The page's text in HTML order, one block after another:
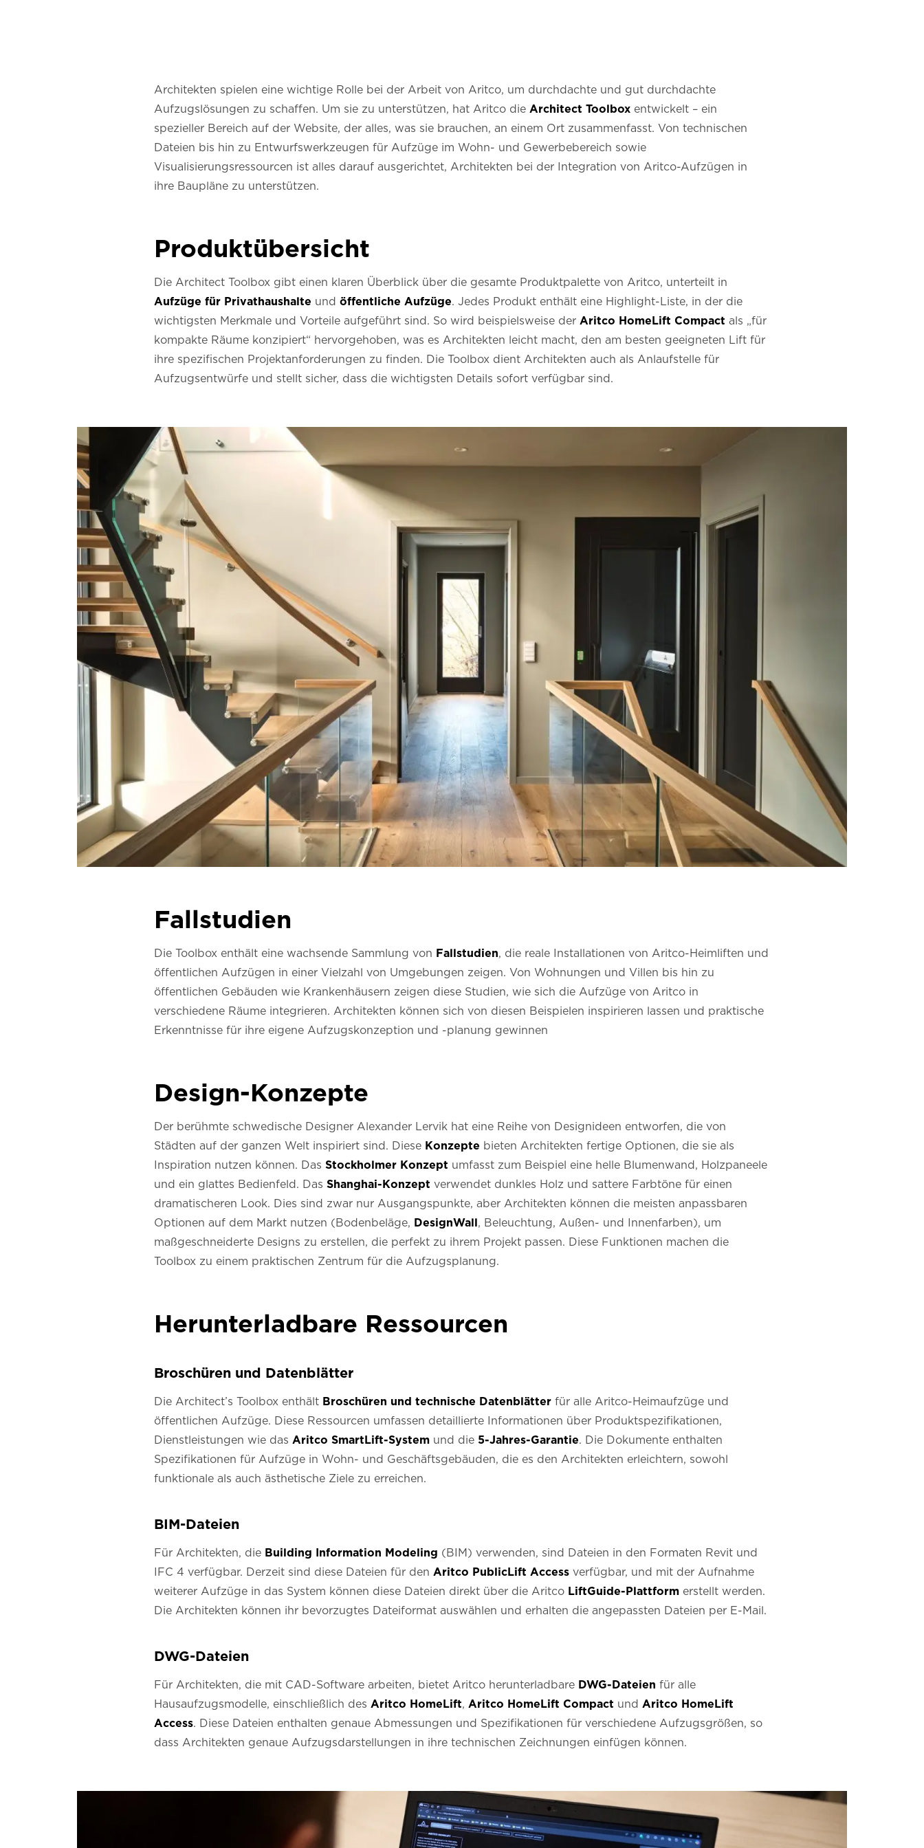
Architekten spielen eine wichtige Rolle bei der Arbeit von Aritco, um durchdachte und gut durchdachte
Aufzugslösungen zu schaffen. Um sie zu unterstützen, hat Aritco die Architect Toolbox entwickelt – ein
spezieller Bereich auf der Website, der alles, was sie brauchen, an einem Ort zusammenfasst. Von technischen
Dateien bis hin zu Entwurfswerkzeugen für Aufzüge im Wohn- und Gewerbebereich sowie
Visualisierungsressourcen ist alles darauf ausgerichtet, Architekten bei der Integration von Aritco-Aufzügen in
ihre Baupläne zu unterstützen.
Produktübersicht
Die Architect Toolbox gibt einen klaren Überblick über die gesamte Produktpalette von Aritco, unterteilt in
Aufzüge für Privathaushalte und öffentliche Aufzüge. Jedes Produkt enthält eine Highlight-Liste, in der die
wichtigsten Merkmale und Vorteile aufgeführt sind. So wird beispielsweise der Aritco HomeLift Compact als „für
kompakte Räume konzipiert“ hervorgehoben, was es Architekten leicht macht, den am besten geeigneten Lift für
ihre spezifischen Projektanforderungen zu finden. Die Toolbox dient Architekten auch als Anlaufstelle für
Aufzugsentwürfe und stellt sicher, dass die wichtigsten Details sofort verfügbar sind.
Fallstudien
Die Toolbox enthält eine wachsende Sammlung von Fallstudien, die reale Installationen von Aritco-Heimliften und
öffentlichen Aufzügen in einer Vielzahl von Umgebungen zeigen. Von Wohnungen und Villen bis hin zu
öffentlichen Gebäuden wie Krankenhäusern zeigen diese Studien, wie sich die Aufzüge von Aritco in
verschiedene Räume integrieren. Architekten können sich von diesen Beispielen inspirieren lassen und praktische
Erkenntnisse für ihre eigene Aufzugskonzeption und -planung gewinnen
Design-Konzepte
Der berühmte schwedische Designer Alexander Lervik hat eine Reihe von Designideen entworfen, die von
Städten auf der ganzen Welt inspiriert sind. Diese Konzepte bieten Architekten fertige Optionen, die sie als
Inspiration nutzen können. Das Stockholmer Konzept umfasst zum Beispiel eine helle Blumenwand, Holzpaneele
und ein glattes Bedienfeld. Das Shanghai-Konzept verwendet dunkles Holz und sattere Farbtöne für einen
dramatischeren Look. Dies sind zwar nur Ausgangspunkte, aber Architekten können die meisten anpassbaren
Optionen auf dem Markt nutzen (Bodenbeläge, DesignWall, Beleuchtung, Außen- und Innenfarben), um
maßgeschneiderte Designs zu erstellen, die perfekt zu ihrem Projekt passen. Diese Funktionen machen die
Toolbox zu einem praktischen Zentrum für die Aufzugsplanung.
Herunterladbare Ressourcen
Broschüren und Datenblätter
Die Architect’s Toolbox enthält Broschüren und technische Datenblätter für alle Aritco-Heimaufzüge und
öffentlichen Aufzüge. Diese Ressourcen umfassen detaillierte Informationen über Produktspezifikationen,
Dienstleistungen wie das Aritco SmartLift-System und die 5-Jahres-Garantie. Die Dokumente enthalten
Spezifikationen für Aufzüge in Wohn- und Geschäftsgebäuden, die es den Architekten erleichtern, sowohl
funktionale als auch ästhetische Ziele zu erreichen.
BIM-Dateien
Für Architekten, die Building Information Modeling (BIM) verwenden, sind Dateien in den Formaten Revit und
IFC 4 verfügbar. Derzeit sind diese Dateien für den Aritco PublicLift Access verfügbar, und mit der Aufnahme
weiterer Aufzüge in das System können diese Dateien direkt über die Aritco LiftGuide-Plattform erstellt werden.
Die Architekten können ihr bevorzugtes Dateiformat auswählen und erhalten die angepassten Dateien per E-Mail.
DWG-Dateien
Für Architekten, die mit CAD-Software arbeiten, bietet Aritco herunterladbare DWG-Dateien für alle
Hausaufzugsmodelle, einschließlich des Aritco HomeLift, Aritco HomeLift Compact und Aritco HomeLift
Access. Diese Dateien enthalten genaue Abmessungen und Spezifikationen für verschiedene Aufzugsgrößen, so
dass Architekten genaue Aufzugsdarstellungen in ihre technischen Zeichnungen einfügen können.